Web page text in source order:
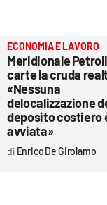
ECONOMIA E LAVORO
Meridionale
carte la cruda
«Nessuna
delocalizzazione
deposito costiero
avviata»
Enrico De Girolamo